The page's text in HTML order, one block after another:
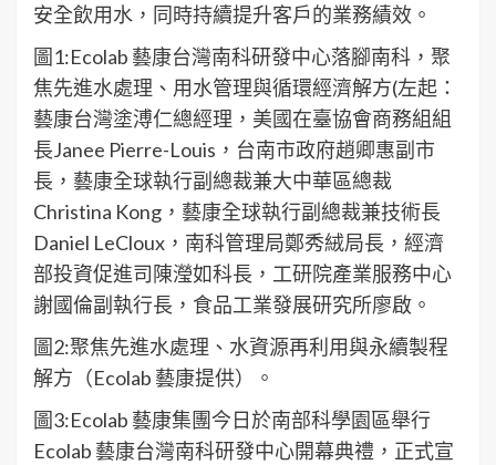
安全飲用水，同時持續提升客戶的業務績效。
圖1:Ecolab 藝康台灣南科研發中心落腳南科，聚
焦先進水處理、用水管理與循環經濟解方(左起：
藝康台灣塗溥仁總經理，美國在臺協會商務組組
長Janee Pierre-Louis，台南市政府趙卿惠副市
長，藝康全球執行副總裁兼大中華區總裁
Christina Kong，藝康全球執行副總裁兼技術長
Daniel LeCloux，南科管理局鄭秀絨局長，經濟
部投資促進司陳瀅如科長，工研院產業服務中心
謝國倫副執行長，食品工業發展研究所廖啟。
圖2:聚焦先進水處理、水資源再利用與永續製程
解方（Ecolab 藝康提供）。
圖3:Ecolab 藝康集團今日於南部科學園區舉行
Ecolab 藝康台灣南科研發中心開幕典禮，正式宣